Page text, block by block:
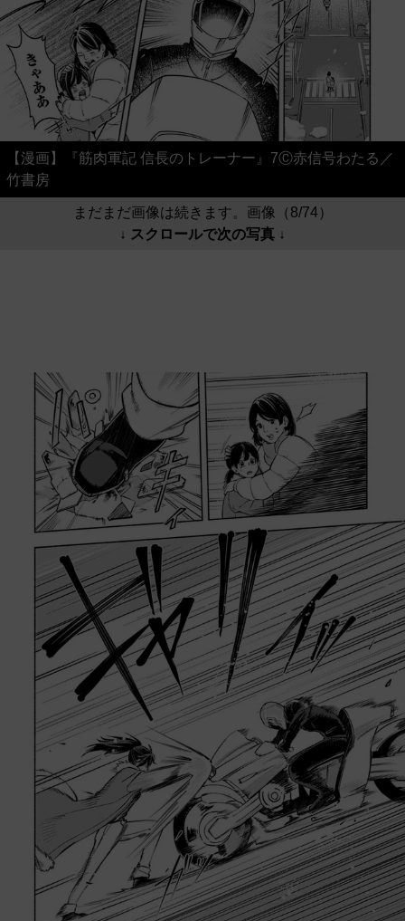
【漫画】『筋肉軍記 信長のトレーナー』7Ⓒ赤信号わたる／
竹書房
まだまだ画像は続きます。画像（8/74）
↓ スクロールで次の写真 ↓